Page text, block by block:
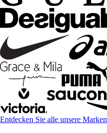
Entdecken Sie alle unsere Marken